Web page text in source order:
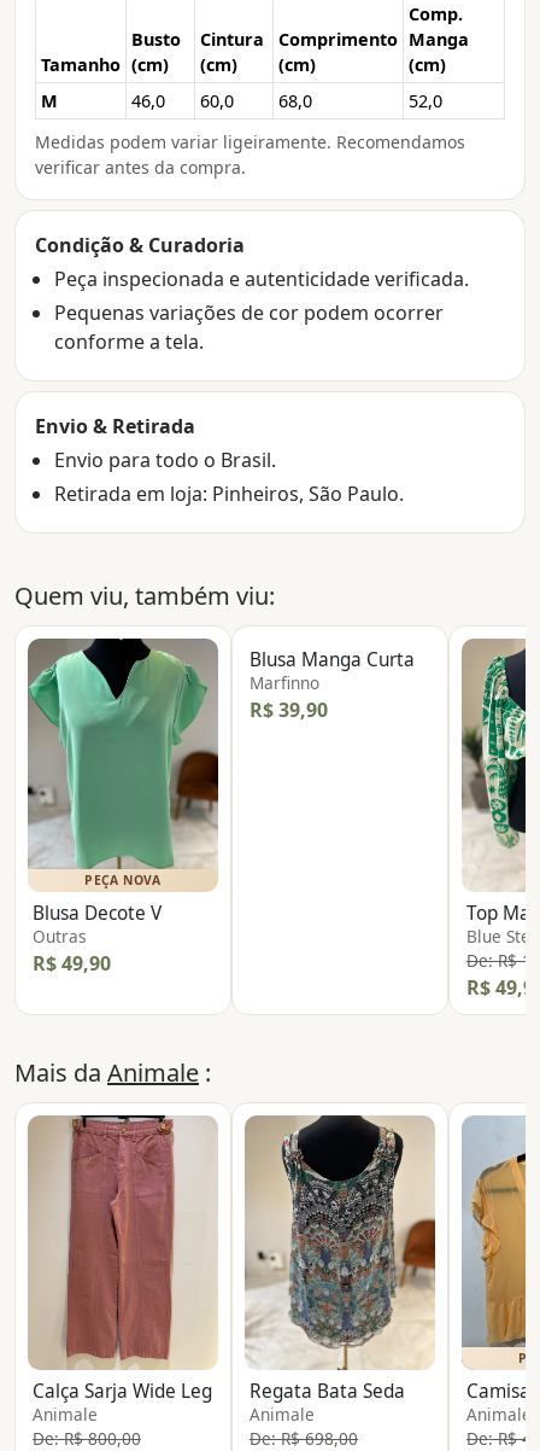
Tamanho
Busto
(cm)
Cintura
(cm)
Comprimento
(cm)
Comp.
Manga
(cm)
M
46,0 60,0 68,0
52,0
Medidas podem variar ligeiramente. Recomendamos
verificar antes da compra.
Condição & Curadoria
Peça inspecionada e autenticidade verificada.
Pequenas variações de cor podem ocorrer
conforme a tela.
Envio & Retirada
Envio para todo o Brasil.
Retirada em loja: Pinheiros, São Paulo.
Quem viu, também viu:
PEÇA NOVA
Blusa Decote V
Outras
R$ 49,90
Blusa Manga Curta
Marfinno
R$ 39,90
Blue
De: R$
R$
Mais da Animale :
Calça Sarja Wide Leg
Animale
De: R$ 800,00
Regata Bata Seda
Animale
De: R$ 698,00
Animale
De: R$